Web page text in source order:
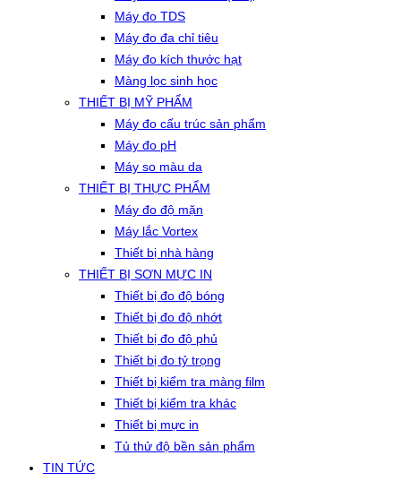
Máy đo TDS
Máy đo đa chỉ tiêu
Máy đo kích thước hạt
Màng lọc sinh học
THIẾT BỊ MỸ PHẨM
Máy đo cấu trúc sản phẩm
Máy đo pH
Máy so màu da
THIẾT BỊ THỰC PHẨM
Máy đo độ mặn
Máy lắc Vortex
Thiết bị nhà hàng
THIẾT BỊ SƠN MỰC IN
Thiết bị đo độ bóng
Thiết bị đo độ nhớt
Thiết bị đo độ phủ
Thiết bị đo tỷ trọng
Thiết bị kiểm tra màng film
Thiết bị kiểm tra khác
Thiết bị mực in
Tủ thử độ bền sản phẩm
TIN TỨC